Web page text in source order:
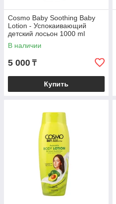
Cosmo Baby Soothing Baby
Lotion - Успокаивающий
детский лосьон 1000 ml
В наличии
5 000 ₸
Купить